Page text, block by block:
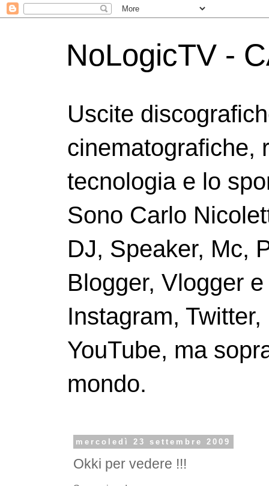
NoLogicTV -
Uscite
cinematografiche,
tecnologia e lo
Sono Carlo
DJ, Speaker, Mc,
Blogger, Vlogger
Instagram,
YouTube, ma
mondo.
mercoledì 23 settembre 2009
Okki per vedere !!!